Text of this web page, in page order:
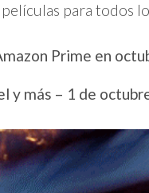
para todos
Prime en
y más – 1 de